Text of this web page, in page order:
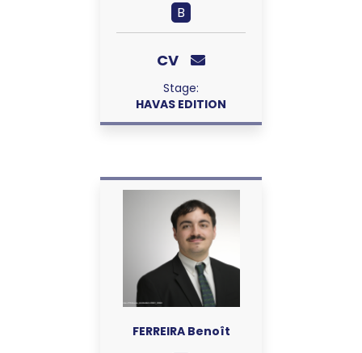
B
CV
Stage:
HAVAS EDITION
FERREIRA Benoît